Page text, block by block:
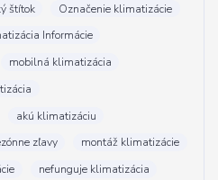
štítok
Označenie klimatizácie
Informácie
mobilná klimatizácia
akú klimatizáciu
zľavy
montáž klimatizácie
nefunguje klimatizácia